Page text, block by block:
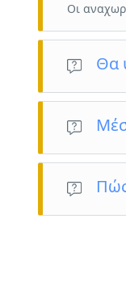
Οι
Θα
ΝΑΙ
Όχι, το